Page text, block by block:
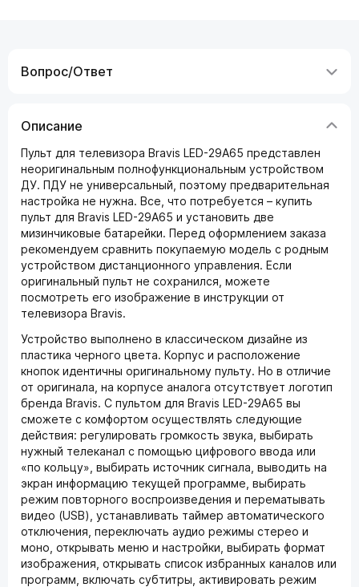
Вопрос/Ответ
Описание
Пульт для телевизора Bravis LED-29A65 представлен
неоригинальным полнофункциональным устройством
ДУ. ПДУ не универсальный, поэтому предварительная
настройка не нужна. Все, что потребуется – купить
пульт для Bravis LED-29A65 и установить две
мизинчиковые батарейки. Перед оформлением заказа
рекомендуем сравнить покупаемую модель с родным
устройством дистанционного управления. Если
оригинальный пульт не сохранился, можете
посмотреть его изображение в инструкции от
телевизора Bravis.
Устройство выполнено в классическом дизайне из
пластика черного цвета. Корпус и расположение
кнопок идентичны оригинальному пульту. Но в отличие
от оригинала, на корпусе аналога отсутствует логотип
бренда Bravis. С пультом для Bravis LED-29A65 вы
сможете с комфортом осуществлять следующие
действия: регулировать громкость звука, выбирать
нужный телеканал с помощью цифрового ввода или
«по кольцу», выбирать источник сигнала, выводить на
экран информацию текущей программе, выбирать
режим повторного воспроизведения и перематывать
видео (USB), устанавливать таймер автоматического
отключения, переключать аудио режимы стерео и
моно, открывать меню и настройки, выбирать формат
изображения, открывать список избранных каналов или
программ, включать субтитры, активировать режим